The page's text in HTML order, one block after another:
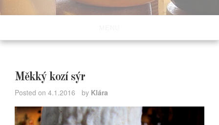
Měkký kozí sýr
Posted on 4.1.2016 by Klára